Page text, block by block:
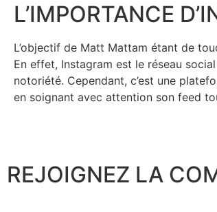
L’IMPORTANCE
L’objectif de Matt Mattam étant de
En effet, Instagram est le réseau
notoriété. Cependant, c’est une
en soignant avec attention son feed
REJOIGNEZ LA